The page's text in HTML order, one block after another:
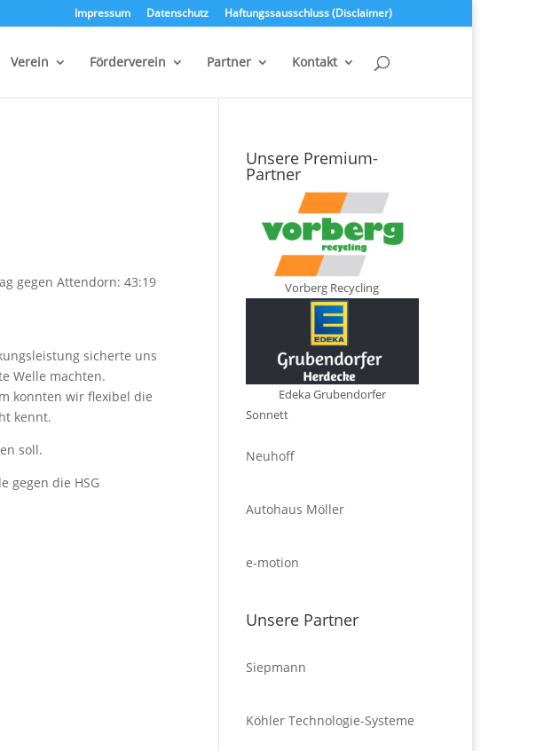
Impressum Datenschutz Haftungssausschluss (Disclaimer)
Verein Förderverein Partner Kontakt
gegen Attendorn: 43:19
sicherte uns
Welle machten.
konnten wir flexibel die
kennt.
soll.
gegen die HSG
Unsere Premium-
Partner
Vorberg Recycling
Edeka Grubendorfer
Sonnett
Neuhoff
Autohaus Möller
e-motion
Unsere Partner
Siepmann
Köhler Technologie-Systeme